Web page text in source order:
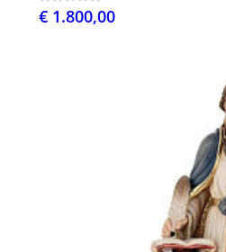
€ 1.800,00